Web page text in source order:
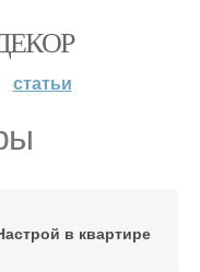
статьи
в квартире